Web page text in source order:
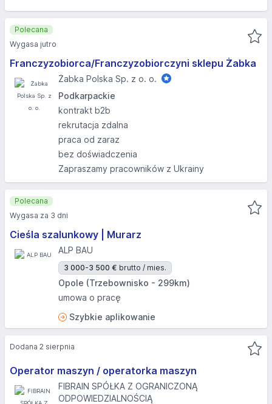
Franczyzobiorca/Franczyzobiorczyni sklepu Żabka
Żabka Polska Sp. z o. o.
Podkarpackie
kontrakt b2b
rekrutacja zdalna
praca od zaraz
bez doświadczenia
Zapraszamy pracowników z Ukrainy
Polecana
Wygasa jutro
Cieśla szalunkowy | Murarz
ALP BAU
3 000-3 500 € brutto / mies.
Opole (Trzebownisko - 299km)
umowa o pracę
Szybkie aplikowanie
Polecana
Wygasa za 3 dni
Operator maszyn / operatorka maszyn
FIBRAIN SPÓŁKA Z OGRANICZONĄ
ODPOWIEDZIALNOŚCIĄ
Dodana 2 sierpnia